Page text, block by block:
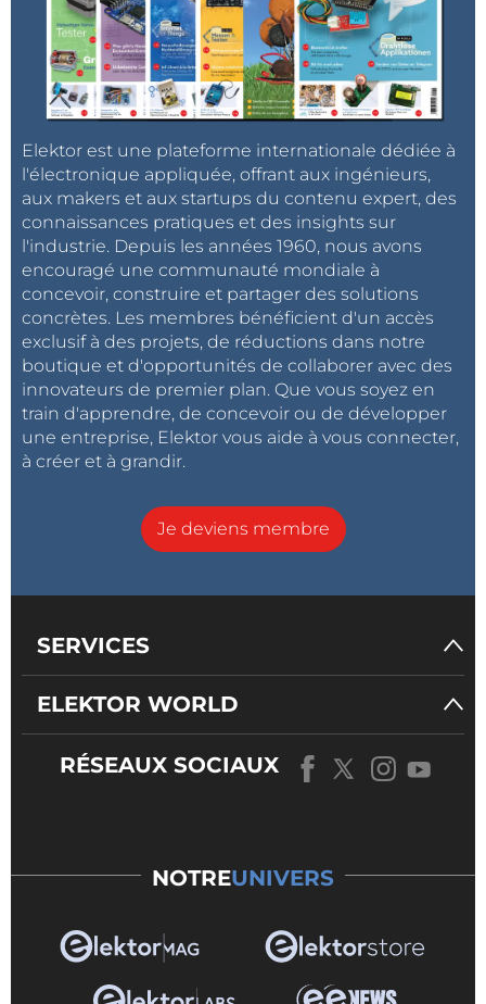
Elektor est une plateforme internationale dédiée à
l'électronique appliquée, offrant aux ingénieurs,
aux makers et aux startups du contenu expert, des
connaissances pratiques et des insights sur
l'industrie. Depuis les années 1960, nous avons
encouragé une communauté mondiale à
concevoir, construire et partager des solutions
concrètes. Les membres bénéficient d'un accès
exclusif à des projets, de réductions dans notre
boutique et d'opportunités de collaborer avec des
innovateurs de premier plan. Que vous soyez en
train d'apprendre, de concevoir ou de développer
une entreprise, Elektor vous aide à vous connecter,
à créer et à grandir.
Je deviens membre
SERVICES
ELEKTOR WORLD
RÉSEAUX SOCIAUX
NOTREUNIVERS